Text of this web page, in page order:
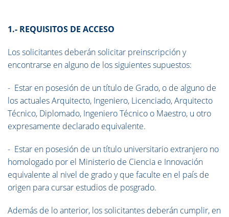
1.- REQUISITOS DE ACCESO
Los solicitantes deberán solicitar preinscripción y
encontrarse en alguno de los siguientes supuestos:
- Estar en posesión de un título de Grado, o de alguno de
los actuales Arquitecto, Ingeniero, Licenciado, Arquitecto
Técnico, Diplomado, Ingeniero Técnico o Maestro, u otro
expresamente declarado equivalente.
- Estar en posesión de un título universitario extranjero no
homologado por el Ministerio de Ciencia e Innovación
equivalente al nivel de grado y que faculte en el país de
origen para cursar estudios de posgrado.
Además de lo anterior, los solicitantes deberán cumplir, en